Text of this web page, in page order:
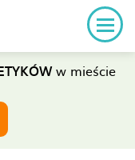
w mieście